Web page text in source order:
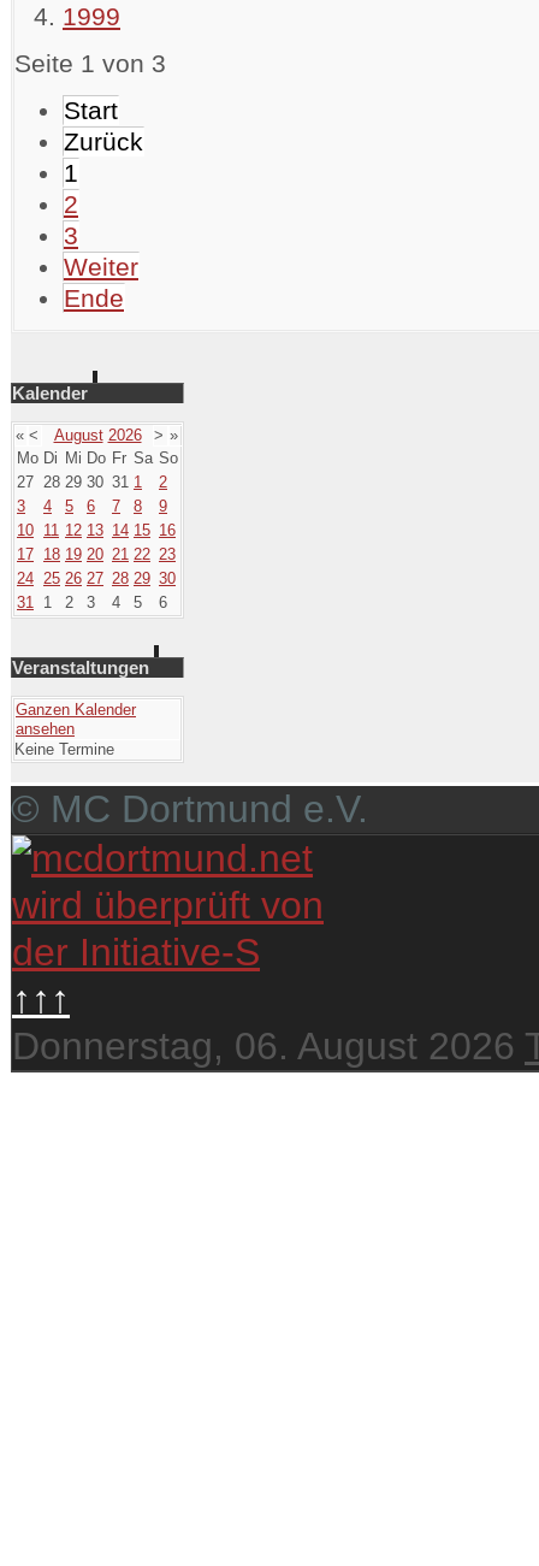
1999
Seite 1 von 3
Start
Zurück
1
2
3
Weiter
Ende
Kalender
« < August 2026 > »
Mo Di Mi Do Fr Sa So
27 28 29 30 31 1
2
3
4 5 6 7 8
9
10 11 12 13 14 15 16
17 18 19 20 21 22 23
24 25 26 27 28 29 30
31 1 2 3 4 5 6
Veranstaltungen
Ganzen Kalender
ansehen
Keine Termine
© MC Dortmund e.V.
↑↑↑
Donnerstag, 06. August 2026